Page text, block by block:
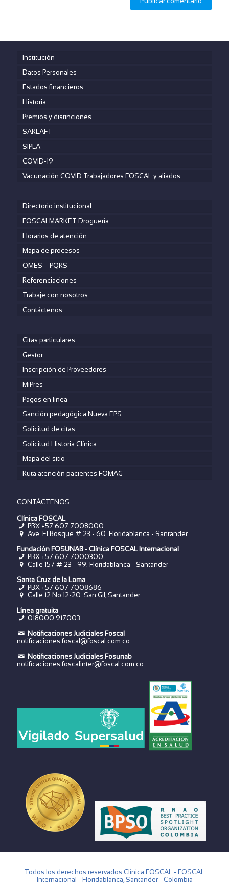
Institución
Datos Personales
Estados financieros
Historia
Premios y distinciones
SARLAFT
SIPLA
COVID-19
Vacunación COVID Trabajadores FOSCAL y aliados
Directorio institucional
FOSCALMARKET Droguería
Horarios de atención
Mapa de procesos
OMES – PQRS
Referenciaciones
Trabaje con nosotros
Contáctenos
Citas particulares
Gestor
Inscripción de Proveedores
MiPres
Pagos en linea
Sanción pedagógica Nueva EPS
Solicitud de citas
Solicitud Historia Clínica
Mapa del sitio
Ruta atención pacientes FOMAG
CONTÁCTENOS
Clínica FOSCAL
PBX +57 607 7008000
Ave. El Bosque # 23 - 60. Floridablanca - Santander
Fundación FOSUNAB - Clínica FOSCAL Internacional
PBX +57 607 7000300
Calle 157 # 23 - 99. Floridablanca - Santander
Santa Cruz de la Loma
PBX +57 607 7008686
Calle 12 No 12-20. San Gil, Santander
Línea gratuita
018000 917003
Notificaciones Judiciales Foscal
notificaciones.foscal@foscal.com.co
Notificaciones Judiciales Fosunab
notificaciones.foscalinter@foscal.com.co
Todos los derechos reservados Clínica FOSCAL - FOSCAL
Internacional - Floridablanca, Santander - Colombia